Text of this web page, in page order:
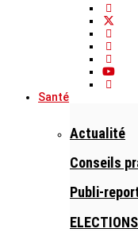
Santé
Actualité
Conseils
Publi-